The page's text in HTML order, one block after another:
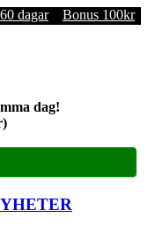
dagar Bonus 100kr
dag!